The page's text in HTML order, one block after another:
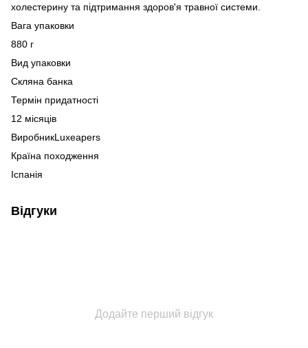
холестерину та підтримання здоров'я травної системи.
Вага упаковки
880 г
Вид упаковки
Скляна банка
Термін придатності
12 місяців
ВиробникLuxeapers
Країна походження
Іспанія
Відгуки
Додайте перший відгук